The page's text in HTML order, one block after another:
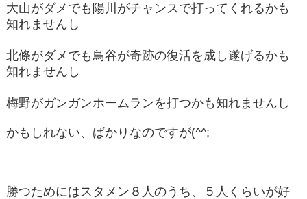
大山がダメでも陽川がチャンスで打ってくれるかも
知れませんし
北條がダメでも鳥谷が奇跡の復活を成し遂げるかも
知れませんし
梅野がガンガンホームランを打つかも知れませんし
かもしれない、ばかりなのですが(^^;
勝つためにはスタメン８人のうち、５人くらいが好